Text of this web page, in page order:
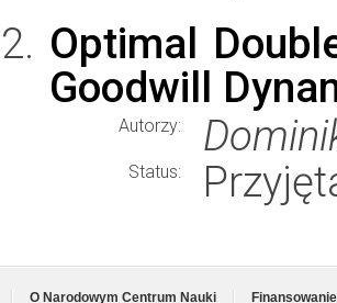
Optimal
Goodwill
Autorzy:
Status:
O Narodowym Centrum Nauki